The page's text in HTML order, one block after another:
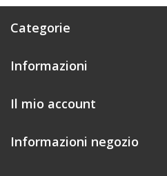
Categorie
Informazioni
Il mio account
Informazioni negozio